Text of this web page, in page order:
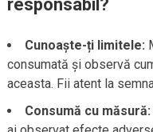
responsabil?
Cunoaște-ți limitele:
consumată și observă
aceasta. Fii atent la
Consumă cu măsură: